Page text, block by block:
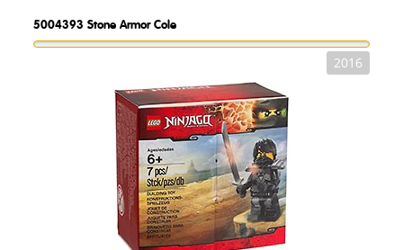
5004393 Stone Armor Cole
2016